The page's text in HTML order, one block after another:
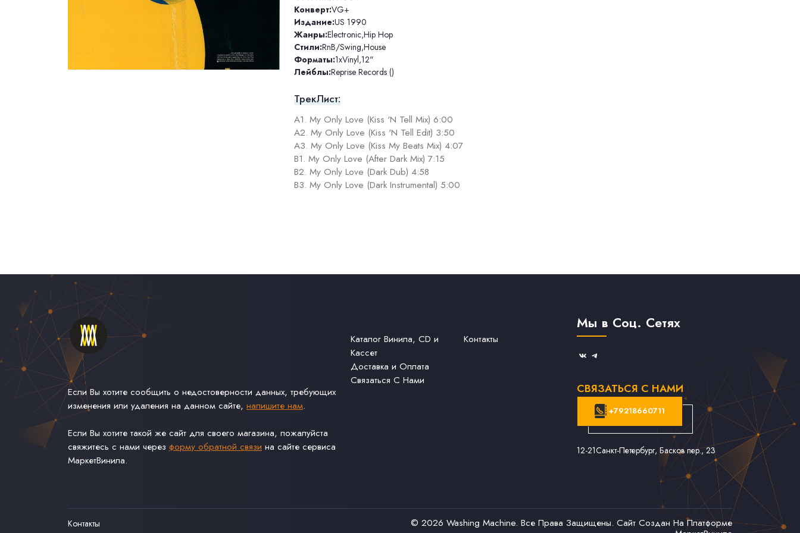
Конверт:VG+
Издание:US 1990
Жанры:Electronic,Hip Hop
Стили:RnB/Swing,House
Форматы:1xVinyl,12"
Лейблы:Reprise Records ()
ТрекЛист:
A1. My Only Love (Kiss 'N Tell Mix) 6:00
A2. My Only Love (Kiss 'N Tell Edit) 3:50
A3. My Only Love (Kiss My Beats Mix) 4:07
B1. My Only Love (After Dark Mix) 7:15
B2. My Only Love (Dark Dub) 4:58
B3. My Only Love (Dark Instrumental) 5:00
Если Вы хотите сообщить о недостоверности данных, требующих
изменения или удаления на данном сайте, напишите нам.
Если Вы хотите такой же сайт для своего магазина, пожалуйста
свяжитесь с нами через форму обратной связи на сайте сервиса
МаркетВинила.
Каталог Винила, CD и
Кассет
Доставка и Оплата
Связаться С Нами
Контакты
Мы в Соц. Сетях
СВЯЗАТЬСЯ С НАМИ
+79218660711
12-21Санкт-Петербург, Басков пер., 23
Контакты © 2026 Washing Machine. Все Права Защищены. Сайт Создан На Платформе